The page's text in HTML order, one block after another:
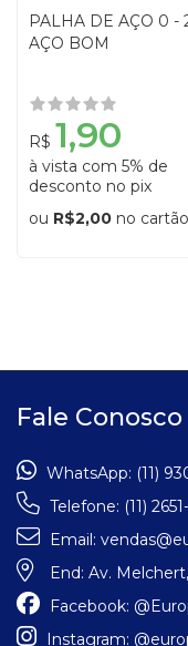
PALHA DE AÇO 0 -
AÇO BOM
R$ 1,90
à vista com 5% de
desconto no pix
ou R$2,00 no cartão
Fale Conosco
WhatsApp: (11)
Telefone: (11)
Email:
End: Av.
Facebook:
Instagram: